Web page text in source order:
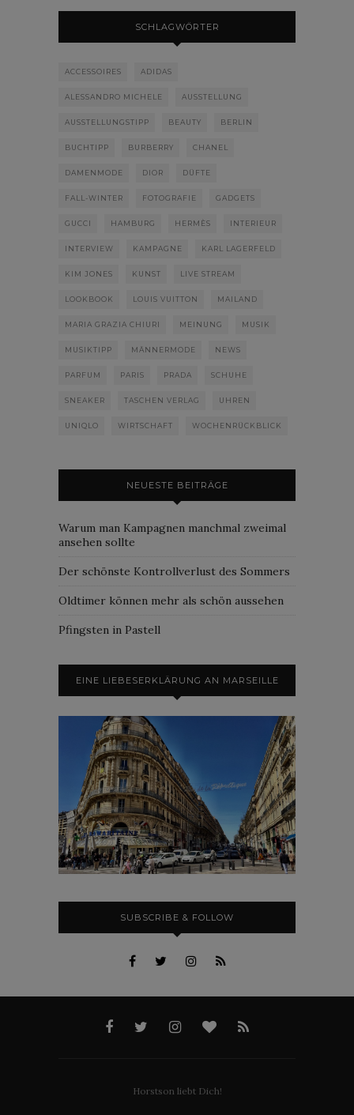
SCHLAGWÖRTER
ACCESSOIRES ADIDAS
ALESSANDRO MICHELE AUSSTELLUNG
AUSSTELLUNGSTIPP BEAUTY BERLIN
BUCHTIPP BURBERRY CHANEL
DAMENMODE DIOR DÜFTE
FALL-WINTER FOTOGRAFIE GADGETS
GUCCI HAMBURG HERMÈS INTERIEUR
INTERVIEW KAMPAGNE KARL LAGERFELD
KIM JONES KUNST LIVE STREAM
LOOKBOOK LOUIS VUITTON MAILAND
MARIA GRAZIA CHIURI MEINUNG MUSIK
MUSIKTIPP MÄNNERMODE NEWS
PARFUM PARIS PRADA SCHUHE
SNEAKER TASCHEN VERLAG UHREN
UNIQLO WIRTSCHAFT WOCHENRÜCKBLICK
NEUESTE BEITRÄGE
Warum man Kampagnen manchmal zweimal
ansehen sollte
Der schönste Kontrollverlust des Sommers
Oldtimer können mehr als schön aussehen
Pfingsten in Pastell
EINE LIEBESERKLÄRUNG AN MARSEILLE
SUBSCRIBE & FOLLOW
Horstson liebt Dich!